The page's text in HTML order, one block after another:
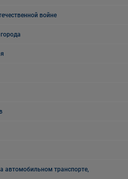
войне
автомобильном транспорте,